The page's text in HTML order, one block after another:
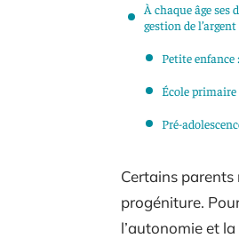
À chaque âge ses
gestion de
Petite enfance
École primaire
Pré-
Certains parents
progéniture.
l’autonomie et